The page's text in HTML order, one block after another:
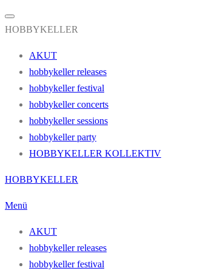
HOBBYKELLER
AKUT
hobbykeller releases
hobbykeller festival
hobbykeller concerts
hobbykeller sessions
hobbykeller party
HOBBYKELLER KOLLEKTIV
Zum
springen
HOBBYKELLER
Menü
AKUT
hobbykeller releases
hobbykeller festival